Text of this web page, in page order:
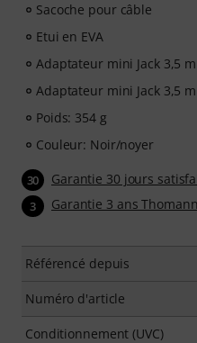
Sacoche pour câble
Etui en EVA
Adaptateur mini Jack 3,5
Adaptateur mini Jack 3,5
Poids: 354 g
Couleur: Noir/noyer
30 Garantie 30 jours
3 Garantie 3 ans Thomann
Référencé depuis
Numéro d'article
Conditionnement (UVC)